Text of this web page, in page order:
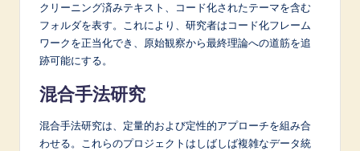
クリーニング済みテキスト、コード化されたテーマを含む
フォルダを表す。これにより、研究者はコード化フレーム
ワークを正当化でき、原始観察から最終理論への道筋を追
跡可能にする。
混合手法研究
混合手法研究は、定量的および定性的アプローチを組み合
わせる。これらのプロジェクトはしばしば複雑なデータ統